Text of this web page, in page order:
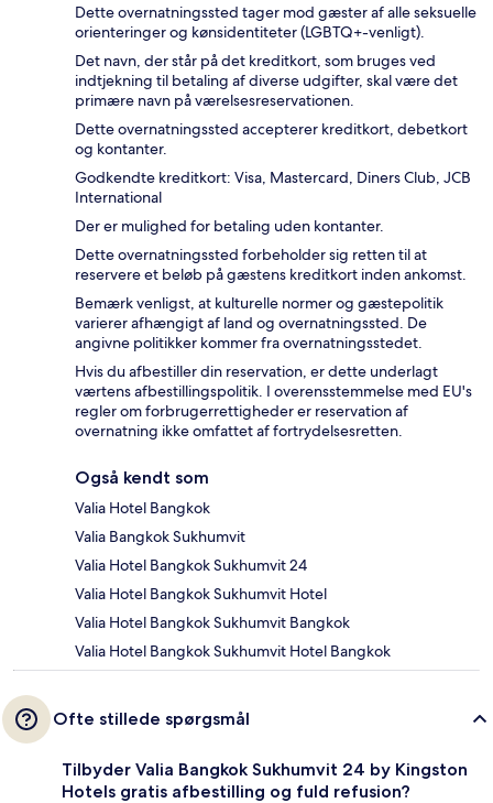
Dette overnatningssted tager mod gæster af alle seksuelle
orienteringer og kønsidentiteter (LGBTQ+-venligt).
Det navn, der står på det kreditkort, som bruges ved
indtjekning til betaling af diverse udgifter, skal være det
primære navn på værelsesreservationen.
Dette overnatningssted accepterer kreditkort, debetkort
og kontanter.
Godkendte kreditkort: Visa, Mastercard, Diners Club, JCB
International
Der er mulighed for betaling uden kontanter.
Dette overnatningssted forbeholder sig retten til at
reservere et beløb på gæstens kreditkort inden ankomst.
Bemærk venligst, at kulturelle normer og gæstepolitik
varierer afhængigt af land og overnatningssted. De
angivne politikker kommer fra overnatningsstedet.
Hvis du afbestiller din reservation, er dette underlagt
værtens afbestillingspolitik. I overensstemmelse med EU's
regler om forbrugerrettigheder er reservation af
overnatning ikke omfattet af fortrydelsesretten.
Også kendt som
Valia Hotel Bangkok
Valia Bangkok Sukhumvit
Valia Hotel Bangkok Sukhumvit 24
Valia Hotel Bangkok Sukhumvit Hotel
Valia Hotel Bangkok Sukhumvit Bangkok
Valia Hotel Bangkok Sukhumvit Hotel Bangkok
Ofte stillede spørgsmål
Tilbyder Valia Bangkok Sukhumvit 24 by Kingston
Hotels gratis afbestilling og fuld refusion?